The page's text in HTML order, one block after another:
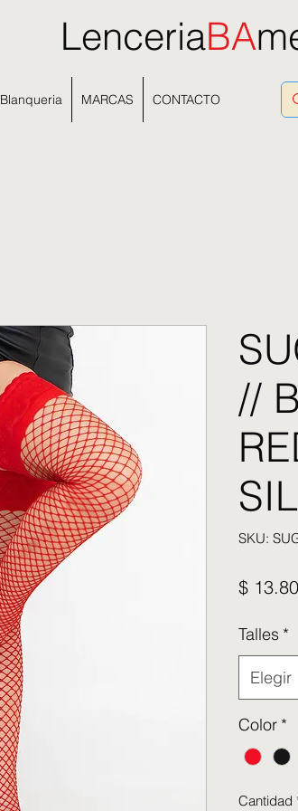
LenceriaBA
Blanqueria MARCAS CONTACTO
//
SKU:
$
Talles *
Elegir
Color *
Cantidad